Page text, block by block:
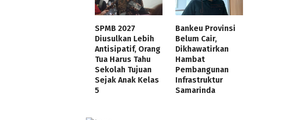
SPMB 2027
Diusulkan Lebih
Antisipatif, Orang
Tua Harus Tahu
Sekolah Tujuan
Sejak Anak Kelas
5
Bankeu Provinsi
Belum Cair,
Dikhawatirkan
Hambat
Pembangunan
Infrastruktur
Samarinda